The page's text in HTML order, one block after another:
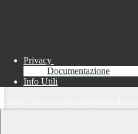
Privacy
Documentazione
Info Utili
Campo di ricerca per le pagine del sito